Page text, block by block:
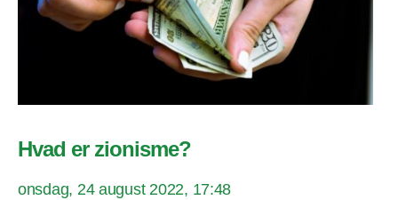
Hvad er zionisme?
onsdag, 24 august 2022, 17:48